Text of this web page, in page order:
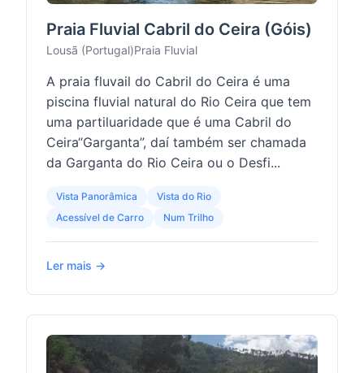
Praia Fluvial Cabril do Ceira (Góis)
Lousã (Portugal)Praia Fluvial
A praia fluvail do Cabril do Ceira é uma
piscina fluvial natural do Rio Ceira que tem
uma partiluaridade que é uma Cabril do
Ceira“Garganta”, daí também ser chamada
da Garganta do Rio Ceira ou o Desfi...
Vista Panorâmica
Vista do Rio
Acessível de Carro
Num Trilho
Ler mais →